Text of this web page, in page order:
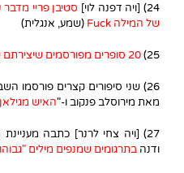
24) [ויה דפנה לוי]
סטיבן פריי
של המילה Fuck
(שמע, אנגלית)
25) 20 סופרים מפורסמים שיצירתם נדחתה בתחילה
26) שני סיפורים קצרים פורסמו השבוע בכתב העת "אלכסון": "
מאת מירוסלב פנקוב ו-"האיש מגילאן
ודנה בתרגומים שמנפים מילים